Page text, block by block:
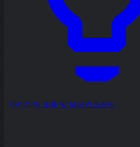
아이디어 도출 및 브레인스토밍